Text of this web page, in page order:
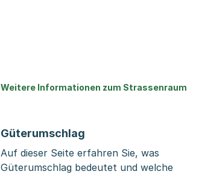
Weitere Informationen zum Strassenraum
Güterumschlag
Auf dieser Seite erfahren Sie, was
Güterumschlag bedeutet und welche